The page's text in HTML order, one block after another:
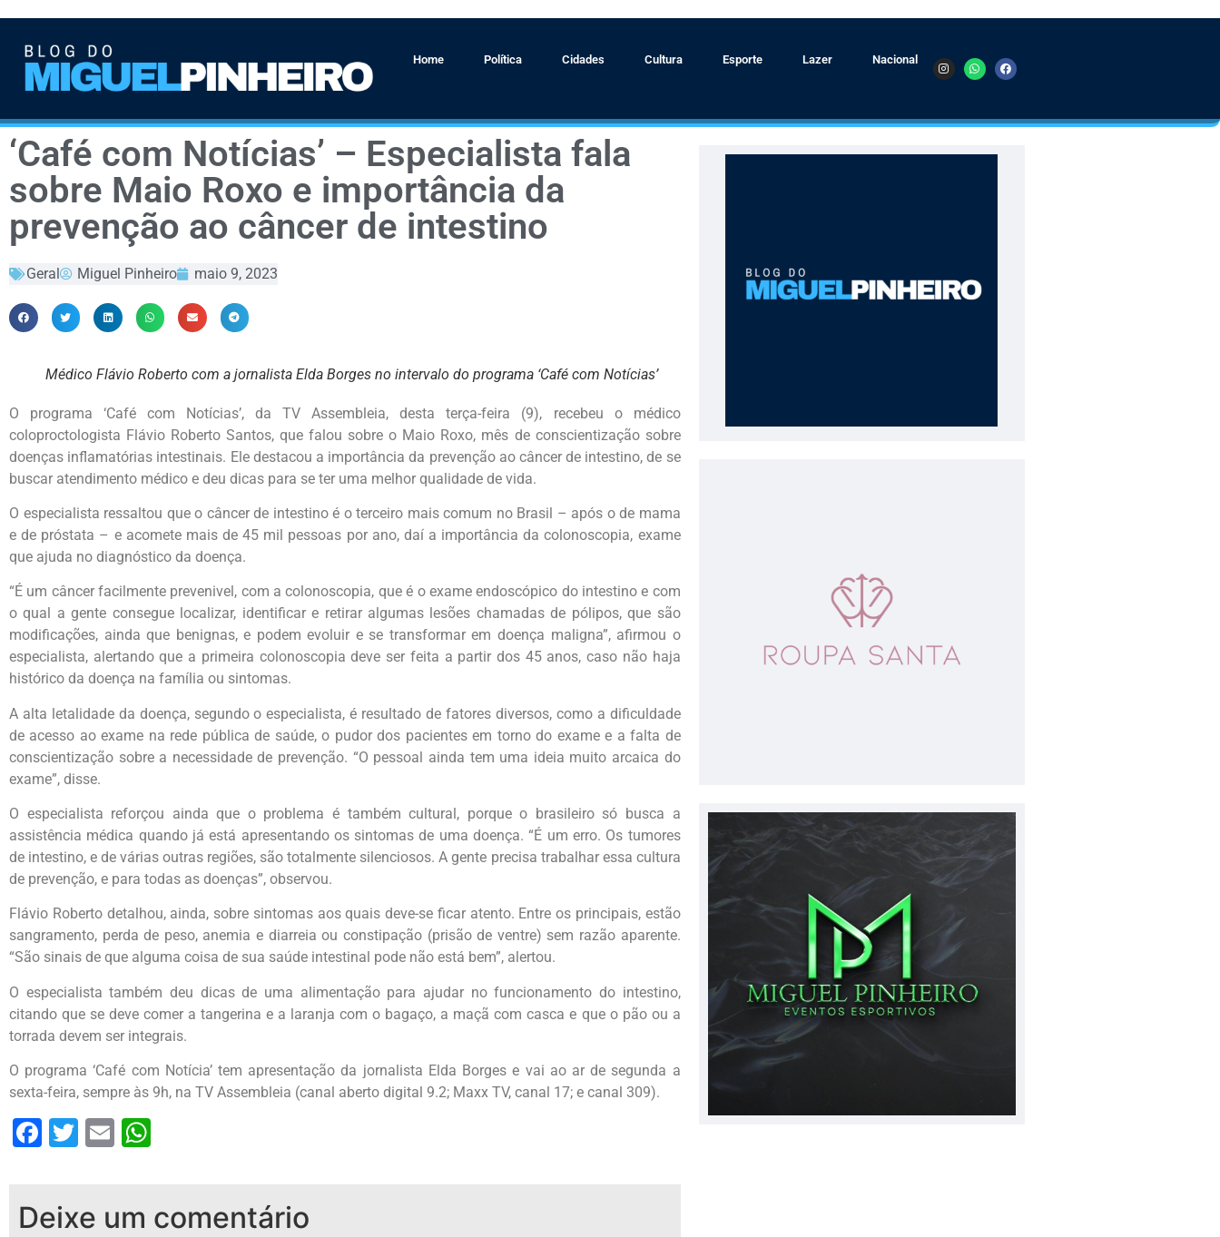
Home Política Cidades Cultura Esporte Lazer Nacional
‘Café com Notícias’ – Especialista fala
sobre Maio Roxo e importância da
prevenção ao câncer de intestino
Geral Miguel Pinheiro maio 9, 2023
Médico Flávio Roberto com a jornalista Elda Borges no intervalo do programa ‘Café com Notícias’
O programa ‘Café com Notícias’, da TV Assembleia, desta terça-feira (9), recebeu o médico
coloproctologista Flávio Roberto Santos, que falou sobre o Maio Roxo, mês de conscientização sobre
doenças inflamatórias intestinais. Ele destacou a importância da prevenção ao câncer de intestino, de se
buscar atendimento médico e deu dicas para se ter uma melhor qualidade de vida.
O especialista ressaltou que o câncer de intestino é o terceiro mais comum no Brasil – após o de mama
e de próstata – e acomete mais de 45 mil pessoas por ano, daí a importância da colonoscopia, exame
que ajuda no diagnóstico da doença.
“É um câncer facilmente prevenivel, com a colonoscopia, que é o exame endoscópico do intestino e com
o qual a gente consegue localizar, identificar e retirar algumas lesões chamadas de pólipos, que são
modificações, ainda que benignas, e podem evoluir e se transformar em doença maligna”, afirmou o
especialista, alertando que a primeira colonoscopia deve ser feita a partir dos 45 anos, caso não haja
histórico da doença na família ou sintomas.
A alta letalidade da doença, segundo o especialista, é resultado de fatores diversos, como a dificuldade
de acesso ao exame na rede pública de saúde, o pudor dos pacientes em torno do exame e a falta de
conscientização sobre a necessidade de prevenção. “O pessoal ainda tem uma ideia muito arcaica do
exame”, disse.
O especialista reforçou ainda que o problema é também cultural, porque o brasileiro só busca a
assistência médica quando já está apresentando os sintomas de uma doença. “É um erro. Os tumores
de intestino, e de várias outras regiões, são totalmente silenciosos. A gente precisa trabalhar essa cultura
de prevenção, e para todas as doenças”, observou.
Flávio Roberto detalhou, ainda, sobre sintomas aos quais deve-se ficar atento. Entre os principais, estão
sangramento, perda de peso, anemia e diarreia ou constipação (prisão de ventre) sem razão aparente.
“São sinais de que alguma coisa de sua saúde intestinal pode não está bem”, alertou.
O especialista também deu dicas de uma alimentação para ajudar no funcionamento do intestino,
citando que se deve comer a tangerina e a laranja com o bagaço, a maçã com casca e que o pão ou a
torrada devem ser integrais.
O programa ‘Café com Notícia’ tem apresentação da jornalista Elda Borges e vai ao ar de segunda a
sexta-feira, sempre às 9h, na TV Assembleia (canal aberto digital 9.2; Maxx TV, canal 17; e canal 309).
Facebook
Twitter
Email
Deixe um comentário